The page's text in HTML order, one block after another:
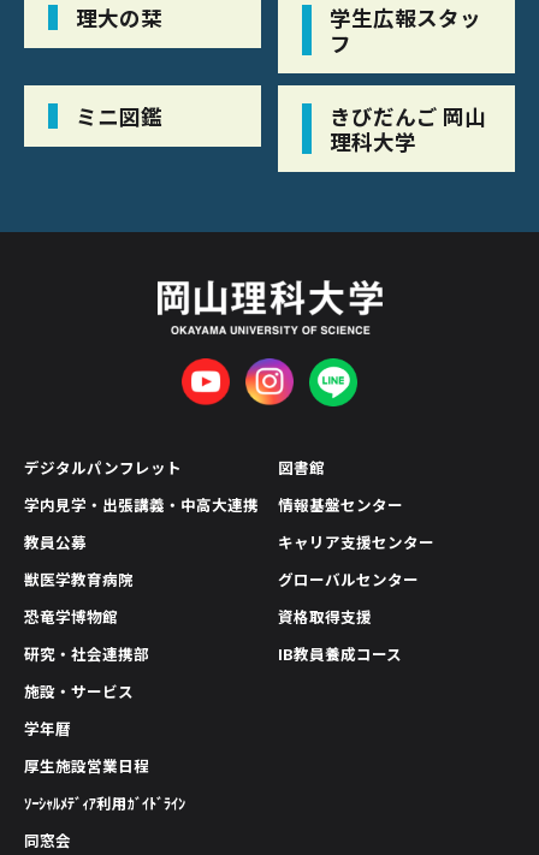
理大の栞
学生広報スタッ
フ
ミニ図鑑
きびだんご 岡山
理科大学
デジタルパンフレット
学内見学・出張講義・中高大連携
教員公募
獣医学教育病院
恐竜学博物館
研究・社会連携部
図書館
情報基盤センター
キャリア支援センター
グローバルセンター
資格取得支援
IB教員養成コース
施設・サービス
学年暦
厚生施設営業日程
ｿｰｼｬﾙﾒﾃﾞｨｱ利用ｶﾞｲﾄﾞﾗｲﾝ
同窓会